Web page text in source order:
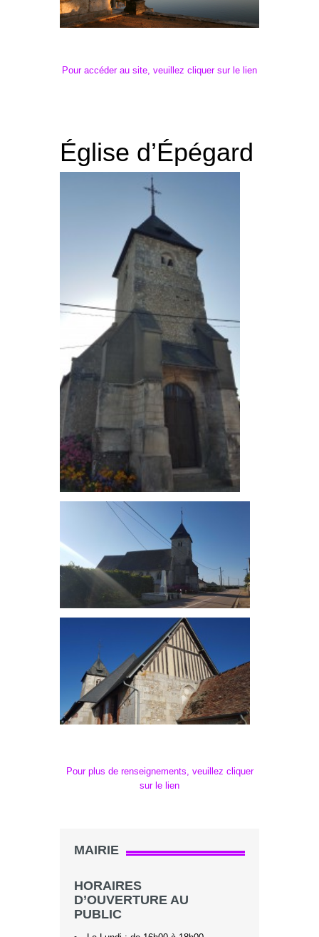
Pour accéder au site, veuillez cliquer sur le lien
Église d’Épégard
Pour plus de renseignements, veuillez cliquer
sur le lien
MAIRIE
HORAIRES
D’OUVERTURE AU
PUBLIC